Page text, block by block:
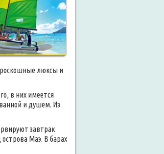
роскошные люксы и
в них имеется
и душем. Из
завтрак
Маэ. В барах